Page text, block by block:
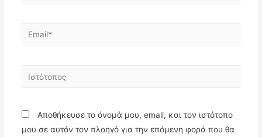
Email*
Ιστότοπος
Αποθήκευσε το όνομά μου, email, και τον ιστότοπο
μου σε αυτόν τον πλοηγό για την επόμενη φορά που θα